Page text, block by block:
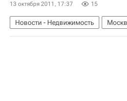
13 октября 2011, 17:37 15
Новости - Недвижимость
Расширение Москвы